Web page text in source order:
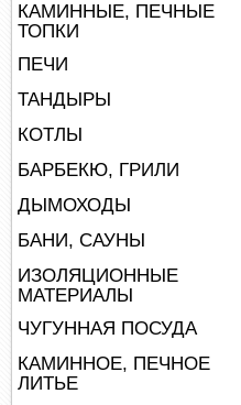
КАМИННЫЕ, ПЕЧНЫЕ
ТОПКИ
ПЕЧИ
ТАНДЫРЫ
КОТЛЫ
БАРБЕКЮ, ГРИЛИ
ДЫМОХОДЫ
БАНИ, САУНЫ
ИЗОЛЯЦИОННЫЕ
МАТЕРИАЛЫ
ЧУГУННАЯ ПОСУДА
КАМИННОЕ, ПЕЧНОЕ
ЛИТЬЕ